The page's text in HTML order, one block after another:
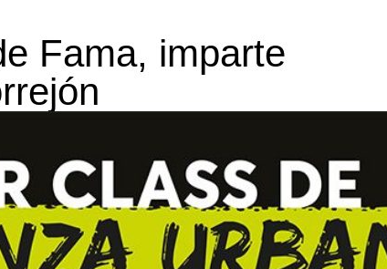
Fama, imparte